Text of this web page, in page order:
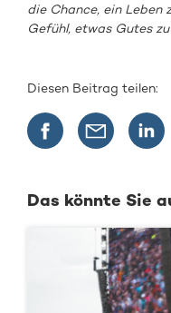
die Chance, ein Leben
Gefühl, etwas Gutes zu
Diesen Beitrag teilen:
Das könnte Sie